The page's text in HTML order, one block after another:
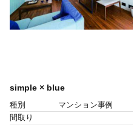
simple × blue
種別
マンション事例
間取り